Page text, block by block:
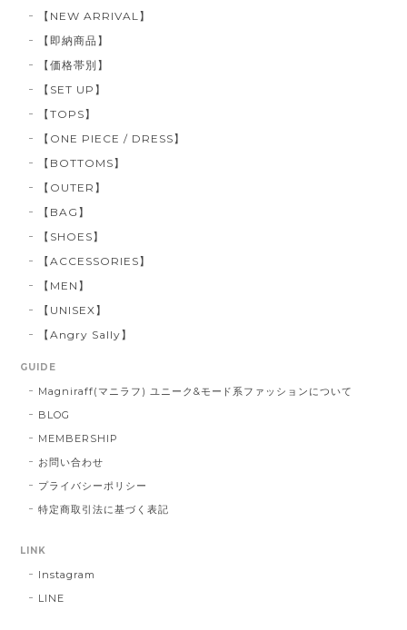
【NEW ARRIVAL】
【即納商品】
【価格帯別】
【SET UP】
【TOPS】
【ONE PIECE / DRESS】
【BOTTOMS】
【OUTER】
【BAG】
【SHOES】
【ACCESSORIES】
【MEN】
【UNISEX】
【Angry Sally】
GUIDE
Magniraff(マニラフ) ユニーク&モード系ファッションについて
BLOG
MEMBERSHIP
お問い合わせ
プライバシーポリシー
特定商取引法に基づく表記
LINK
Instagram
LINE